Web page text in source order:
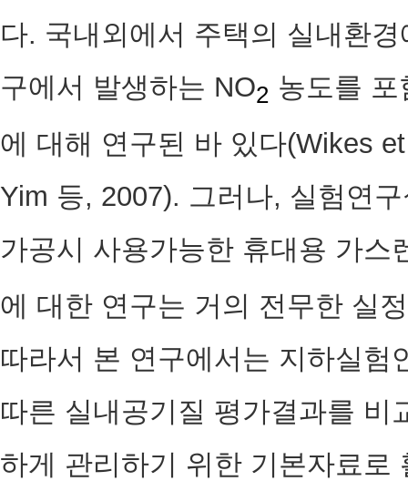
다. 국내외에서 주택의 실내환
구에서 발생하는 NO2 농도를
에 대해 연구된 바 있다(Wikes
Yim 등, 2007). 그러나, 실험연
가공시 사용가능한 휴대용 가스
에 대한 연구는 거의 전무한 실
따라서 본 연구에서는 지하실험
따른 실내공기질 평가결과를 비
하게 관리하기 위한 기본자료로